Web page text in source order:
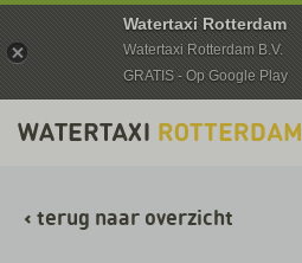
‹ terug naar overzicht
Watertaxi Rotterdam
Watertaxi Rotterdam B.V.
GRATIS - Op Google Play